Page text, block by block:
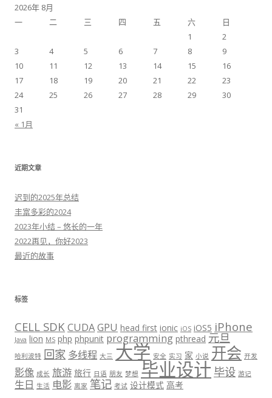
2026年 8月
一
二 三 四 五 六
日
1
2
3
4 5 6 7 8
9
10
11 12 13 14 15
16
17
18 19 20 21 22
23
24
25 26 27 28 29
30
31
« 1月
近期文章
迟到的2025年总结
丰富多彩的2024
2023年小结 – 悠长的一年
2022再见，你好2023
最近的故事
标签
CELL SDKCUDAGPU head first ionic iOS iOS5 iPhone
Java lion MS php phpunit programming pthread 元旦
哈利波特 回家 多线程 大三 大学 安全 实习 家 小说 开会 开发
影像 成长 旅游 旅行 日语 朋友 梦想 毕业设计 毕设 游记
生日 生活 电影 离家 笔记 考试 设计模式 高考